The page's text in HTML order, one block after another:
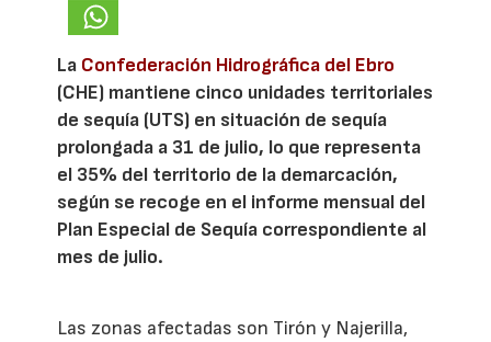
La Confederación Hidrográfica del Ebro
(CHE) mantiene cinco unidades territoriales
de sequía (UTS) en situación de sequía
prolongada a 31 de julio, lo que representa
el 35% del territorio de la demarcación,
según se recoge en el informe mensual del
Plan Especial de Sequía correspondiente al
mes de julio.
Las zonas afectadas son Tirón y Najerilla,